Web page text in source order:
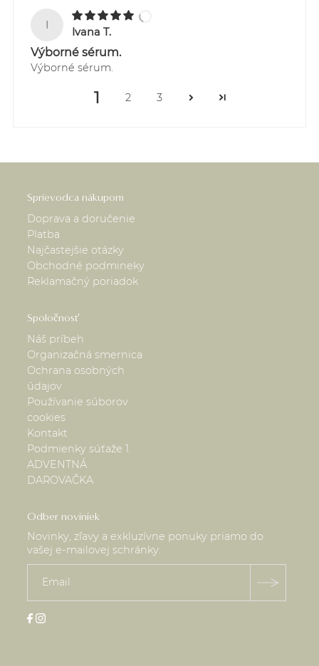
I
Ivana T.
Výborné sérum.
Výborné sérum.
1 2 3
Sprievodca nákupom
Doprava a doručenie
Platba
Najčastejšie otázky
Obchodné podmineky
Reklamačný poriadok
Spoločnosť
Náš príbeh
Organizačná smernica
Ochrana osobných
údajov
Používanie súborov
cookies
Kontakt
Podmienky súťaže 1.
ADVENTNÁ
DAROVAČKA
Odber noviniek
Novinky, zľavy a exkluzívne ponuky priamo do
vašej e-mailovej schránky: